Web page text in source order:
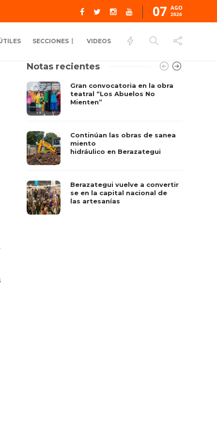
07 AGO
2026
SECCIONES VIDEOS
Notas recientes
Gran convocatoria en la obra
teatral “Los Abuelos No
Mienten”
Continúan las obras de sanea
miento
hidráulico en Berazategui
Berazategui vuelve a convertir
se en la capital nacional de
las artesanías